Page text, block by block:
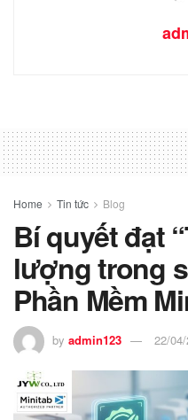
Home Tin tức Blog
Bí quyết đạt
lượng trong
Phần Mềm
by admin123 22/